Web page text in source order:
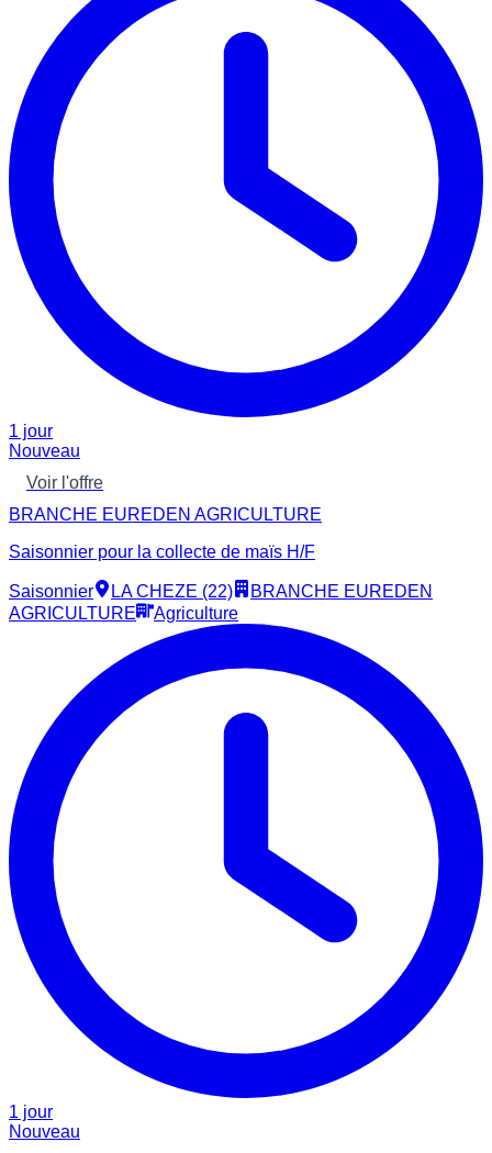
1 jour
Nouveau
Voir l'offre
BRANCHE EUREDEN AGRICULTURE
Saisonnier pour la collecte de maïs H/F
Saisonnier LA CHEZE (22)
BRANCHE EUREDEN
AGRICULTURE
Agriculture
1 jour
Nouveau